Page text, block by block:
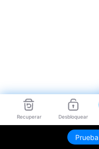
Recuperar Desbloquear